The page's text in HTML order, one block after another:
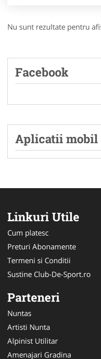
Nu sunt rezultate pentru
Facebook
Aplicatii mobil
Linkuri Utile
Cum platesc
Preturi Abonamente
Termeni si Conditii
Sustine Club-De-Sport.ro
Parteneri
Nuntas
Artisti Nunta
Alpinist Utilitar
Amenajari Gradina